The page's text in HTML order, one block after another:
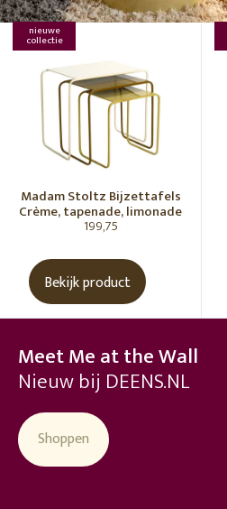
nieuwe
collectie
Madam Stoltz Bijzettafels
Crème, tapenade, limonade
199,75
Bekijk product
Meet Me at the Wall
Nieuw bij DEENS.NL
Shoppen